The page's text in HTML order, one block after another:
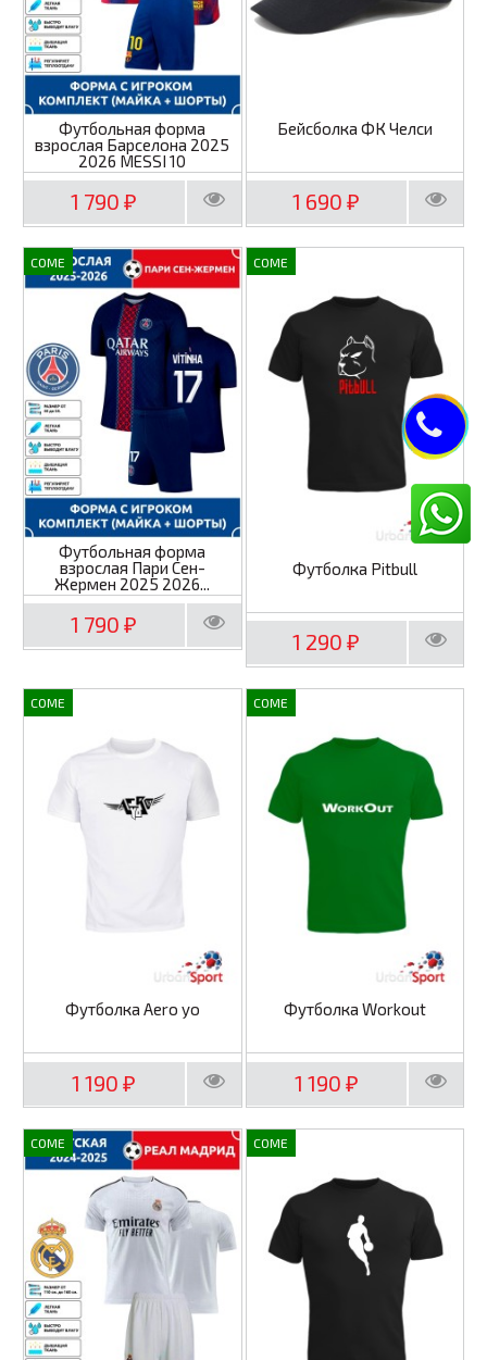
Футбольная форма
взрослая Барселона 2025
2026 MESSI 10
1 790₽
Бейсболка ФК Челси
1 690₽
COME
Футбольная форма
взрослая Пари Сен-
Жермен 2025 2026...
1 790₽
COME
Футболка Pitbull
1 290₽
COME
Футболка Aero yo
1 190₽
COME
Футболка Workout
1 190 ₽
COME COME